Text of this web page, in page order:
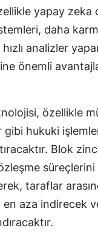
yapay
daha
analizler
önemli
özellikle
gibi hukuki
Blok
süreçlerini
taraflar
en aza indirecek